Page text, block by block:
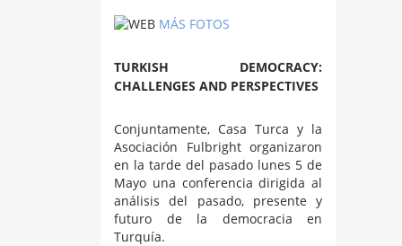
MÁS FOTOS
TURKISH DEMOCRACY:
CHALLENGES AND PERSPECTIVES
Conjuntamente, Casa Turca y la
Asociación Fulbright organizaron
en la tarde del pasado lunes 5 de
Mayo una conferencia dirigida al
análisis del pasado, presente y
futuro de la democracia en
Turquía.